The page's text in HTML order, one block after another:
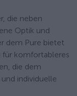
die neben
Optik und
dem Pure bietet
für komfortableres
die dem
individuelle